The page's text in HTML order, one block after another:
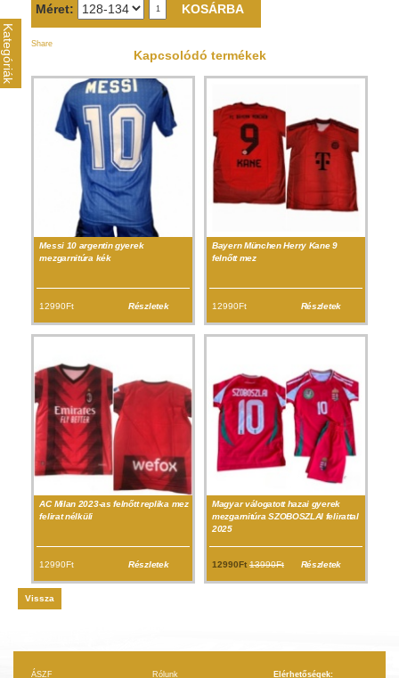
Kategóriák
Méret:
Share
Kapcsolódó termékek
Messi 10 argentin gyerek
mezgarnitúra kék
12990Ft Részletek
Bayern München Herry Kane 9
felnőtt mez
12990Ft Részletek
AC Milan 2023-as felnőtt replika mez
felirat nélküli
12990Ft Részletek
Magyar válogatott hazai gyerek
mezgarnitúra SZOBOSZLAI felirattal
2025
12990Ft 13990Ft Részletek
Vissza
ÁSZF Rólunk Elérhetőségek: